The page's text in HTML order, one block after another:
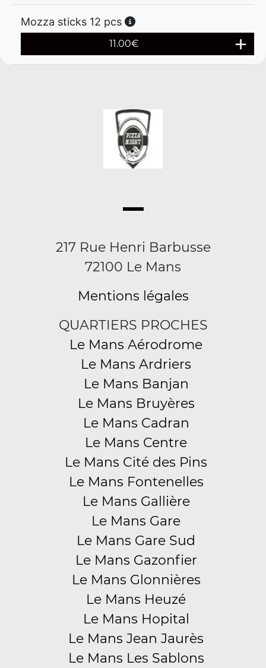
Mozza sticks 12 pcs
11.00€
217 Rue Henri Barbusse
72100 Le Mans
Mentions légales
QUARTIERS PROCHES
Le Mans Aérodrome
Le Mans Ardriers
Le Mans Banjan
Le Mans Bruyères
Le Mans Cadran
Le Mans Centre
Le Mans Cité des Pins
Le Mans Fontenelles
Le Mans Gallière
Le Mans Gare
Le Mans Gare Sud
Le Mans Gazonfier
Le Mans Glonnières
Le Mans Heuzé
Le Mans Hopital
Le Mans Jean Jaurès
Le Mans Les Sablons